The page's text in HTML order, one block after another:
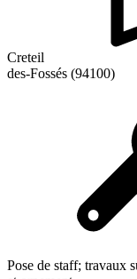
Creteil
des-Fossés (94100)
Pose de staff; travaux